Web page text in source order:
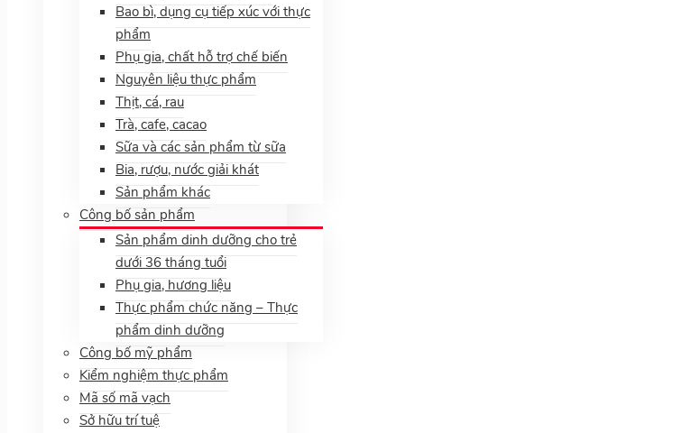
Bao bì, dụng cụ tiếp xúc với thực
phẩm
Phụ gia, chất hỗ trợ chế biến
Nguyên liệu thực phẩm
Thịt, cá, rau
Trà, cafe, cacao
Sữa và các sản phẩm từ sữa
Bia, rượu, nước giải khát
Sản phẩm khác
Công bố sản phẩm
Sản phẩm dinh dưỡng cho trẻ
dưới 36 tháng tuổi
Phụ gia, hương liệu
Thực phẩm chức năng – Thực
phẩm dinh dưỡng
Công bố mỹ phẩm
Kiểm nghiệm thực phẩm
Mã số mã vạch
Sở hữu trí tuệ